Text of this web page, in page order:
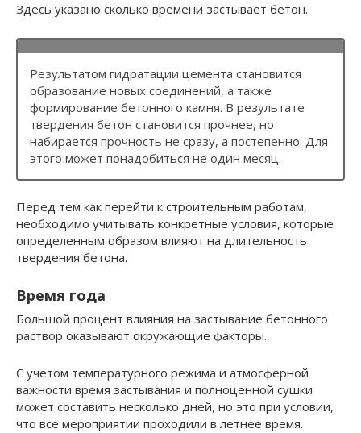
Здесь указано сколько времени застывает бетон.
Результатом гидратации цемента становится
образование новых соединений, а также
формирование бетонного камня. В результате
твердения бетон становится прочнее, но
набирается прочность не сразу, а постепенно. Для
этого может понадобиться не один месяц.
Перед тем как перейти к строительным работам,
необходимо учитывать конкретные условия, которые
определенным образом влияют на длительность
твердения бетона.
Время года
Большой процент влияния на застывание бетонного
раствор оказывают окружающие факторы.
С учетом температурного режима и атмосферной
важности время застывания и полноценной сушки
может составить несколько дней, но это при условии,
что все мероприятии проходили в летнее время.